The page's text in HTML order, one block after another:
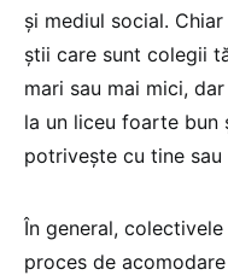
și mediul social.
știi care sunt colegii
mari sau mai mici,
la un liceu foarte bun
potrivește cu tine
În general,
proces de